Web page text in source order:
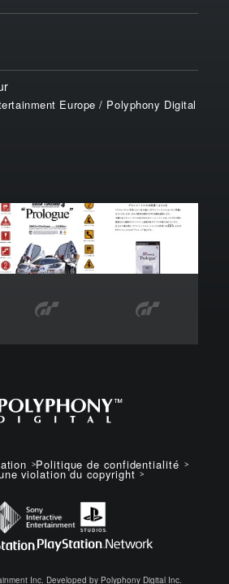
Europe / Polyphony Digital
Politique de confidentialité
violation du copyright
Inc. Developed by Polyphony Digital Inc.